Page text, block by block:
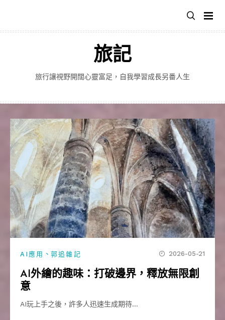
主
旅記
旅行讓視野開闊心靈富足，自我學習成長另番人生
AI應用 、郭追雜記 2026-05-21
AI外繪的趣味：打破邊界，釋放無限創
意
AI玩上手之後，許多人迅速生成期待…